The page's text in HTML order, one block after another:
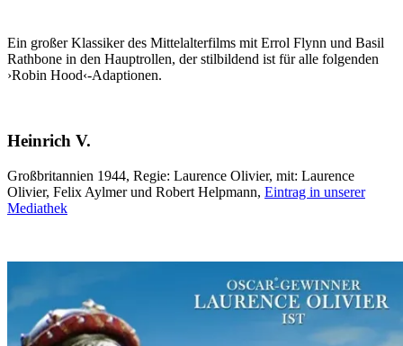
Ein großer Klassiker des Mittelalterfilms mit Errol Flynn und Basil
Rathbone in den Hauptrollen, der stilbildend ist für alle folgenden
›Robin Hood‹-Adaptionen.
Heinrich V.
Großbritannien 1944, Regie: Laurence Olivier, mit: Laurence
Olivier, Felix Aylmer und Robert Helpmann, Eintrag in unserer
Mediathek